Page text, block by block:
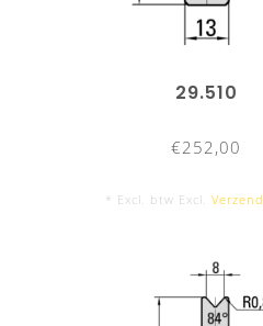
29.510
€252,00
* Excl. btw Excl.